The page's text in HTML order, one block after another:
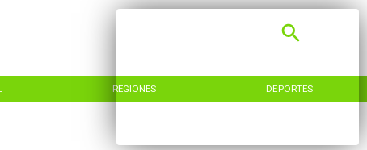
REGIONES DEPORTES